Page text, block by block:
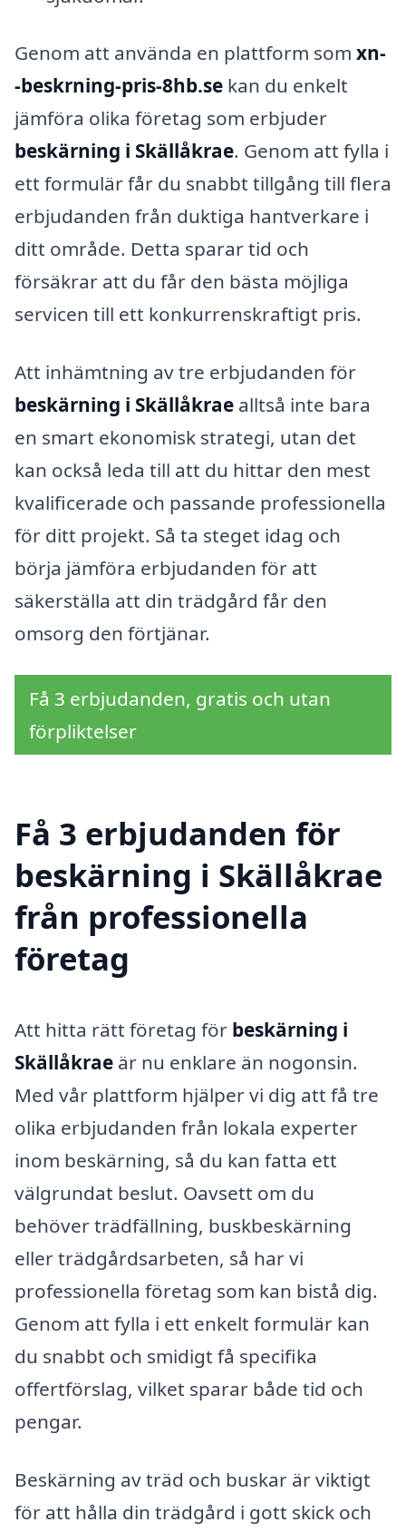
Genom att använda en plattform som xn-
-beskrning-pris-8hb.se kan du enkelt
jämföra olika företag som erbjuder
beskärning i Skällåkrae. Genom att fylla i
ett formulär får du snabbt tillgång till flera
erbjudanden från duktiga hantverkare i
ditt område. Detta sparar tid och
försäkrar att du får den bästa möjliga
servicen till ett konkurrenskraftigt pris.
Att inhämtning av tre erbjudanden för
beskärning i Skällåkrae alltså inte bara
en smart ekonomisk strategi, utan det
kan också leda till att du hittar den mest
kvalificerade och passande professionella
för ditt projekt. Så ta steget idag och
börja jämföra erbjudanden för att
säkerställa att din trädgård får den
omsorg den förtjänar.
Få 3 erbjudanden, gratis och utan
förpliktelser
Få 3 erbjudanden för
beskärning i Skällåkrae
från professionella
företag
Att hitta rätt företag för beskärning i
Skällåkrae är nu enklare än nogonsin.
Med vår plattform hjälper vi dig att få tre
olika erbjudanden från lokala experter
inom beskärning, så du kan fatta ett
välgrundat beslut. Oavsett om du
behöver trädfällning, buskbeskärning
eller trädgårdsarbeten, så har vi
professionella företag som kan bistå dig.
Genom att fylla i ett enkelt formulär kan
du snabbt och smidigt få specifika
offertförslag, vilket sparar både tid och
pengar.
Beskärning av träd och buskar är viktigt
för att hålla din trädgård i gott skick och